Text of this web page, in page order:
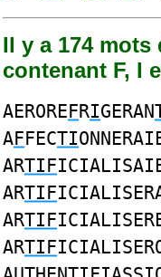
Il y a 174
contenant F, I
AEROREFRIGERAN
AFFECTI
ARTIF
ARTIF
ARTIF
ARTIF